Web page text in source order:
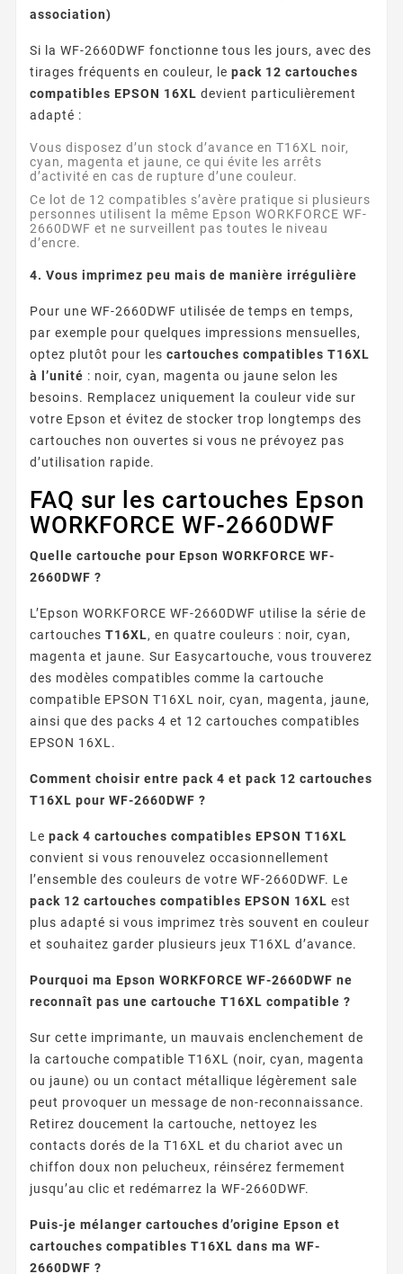
association)
Si la WF-2660DWF fonctionne tous les jours, avec des
tirages fréquents en couleur, le pack 12 cartouches
compatibles EPSON 16XL devient particulièrement
adapté :
Vous disposez d’un stock d’avance en T16XL noir,
cyan, magenta et jaune, ce qui évite les arrêts
d’activité en cas de rupture d’une couleur.
Ce lot de 12 compatibles s’avère pratique si plusieurs
personnes utilisent la même Epson WORKFORCE WF-
2660DWF et ne surveillent pas toutes le niveau
d’encre.
4. Vous imprimez peu mais de manière irrégulière
Pour une WF-2660DWF utilisée de temps en temps,
par exemple pour quelques impressions mensuelles,
optez plutôt pour les cartouches compatibles T16XL
à l’unité : noir, cyan, magenta ou jaune selon les
besoins. Remplacez uniquement la couleur vide sur
votre Epson et évitez de stocker trop longtemps des
cartouches non ouvertes si vous ne prévoyez pas
d’utilisation rapide.
FAQ sur les cartouches Epson
WORKFORCE WF-2660DWF
Quelle cartouche pour Epson WORKFORCE WF-
2660DWF ?
L’Epson WORKFORCE WF-2660DWF utilise la série de
cartouches T16XL, en quatre couleurs : noir, cyan,
magenta et jaune. Sur Easycartouche, vous trouverez
des modèles compatibles comme la cartouche
compatible EPSON T16XL noir, cyan, magenta, jaune,
ainsi que des packs 4 et 12 cartouches compatibles
EPSON 16XL.
Comment choisir entre pack 4 et pack 12 cartouches
T16XL pour WF-2660DWF ?
Le pack 4 cartouches compatibles EPSON T16XL
convient si vous renouvelez occasionnellement
l’ensemble des couleurs de votre WF-2660DWF. Le
pack 12 cartouches compatibles EPSON 16XL est
plus adapté si vous imprimez très souvent en couleur
et souhaitez garder plusieurs jeux T16XL d’avance.
Pourquoi ma Epson WORKFORCE WF-2660DWF ne
reconnaît pas une cartouche T16XL compatible ?
Sur cette imprimante, un mauvais enclenchement de
la cartouche compatible T16XL (noir, cyan, magenta
ou jaune) ou un contact métallique légèrement sale
peut provoquer un message de non-reconnaissance.
Retirez doucement la cartouche, nettoyez les
contacts dorés de la T16XL et du chariot avec un
chiffon doux non pelucheux, réinsérez fermement
jusqu’au clic et redémarrez la WF-2660DWF.
Puis-je mélanger cartouches d’origine Epson et
cartouches compatibles T16XL dans ma WF-
2660DWF ?